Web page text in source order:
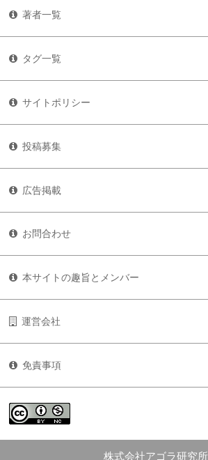
著者一覧
タグ一覧
サイトポリシー
投稿募集
広告掲載
お問合わせ
本サイトの趣旨とメンバー
運営会社
免責事項
株式会社アゴラ研究所